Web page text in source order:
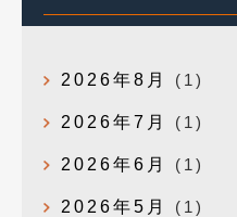
2026年8月 (1)
2026年7月 (1)
2026年6月 (1)
2026年5月 (1)